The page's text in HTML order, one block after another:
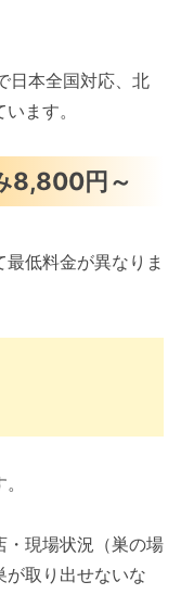
日本全国対応、北
ます。
8,800円～
低料金が異なりま
・現場状況（巣の場
が取り出せないな